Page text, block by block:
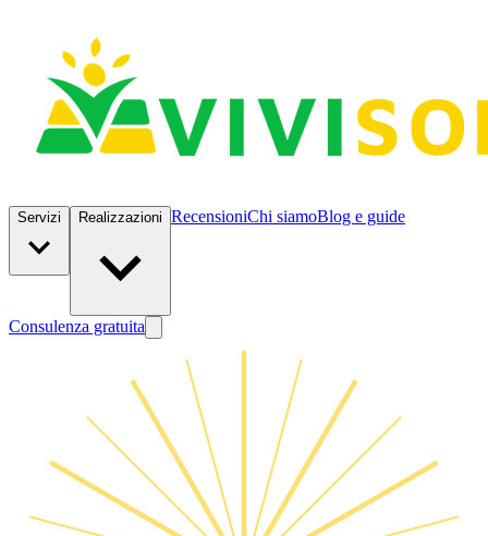
Servizi Realizzazioni RecensioniChi siamoBlog e guide
Consulenza gratuita